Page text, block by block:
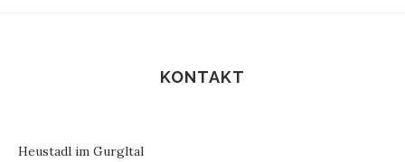
KONTAKT
Heustadl im Gurgltal